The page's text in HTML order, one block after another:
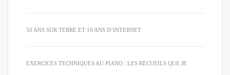
50 ANS SUR TERRE ET 10 ANS D’INTERNET
EXERCICES TECHNIQUES AU PIANO : LES RECUEILS QUE JE